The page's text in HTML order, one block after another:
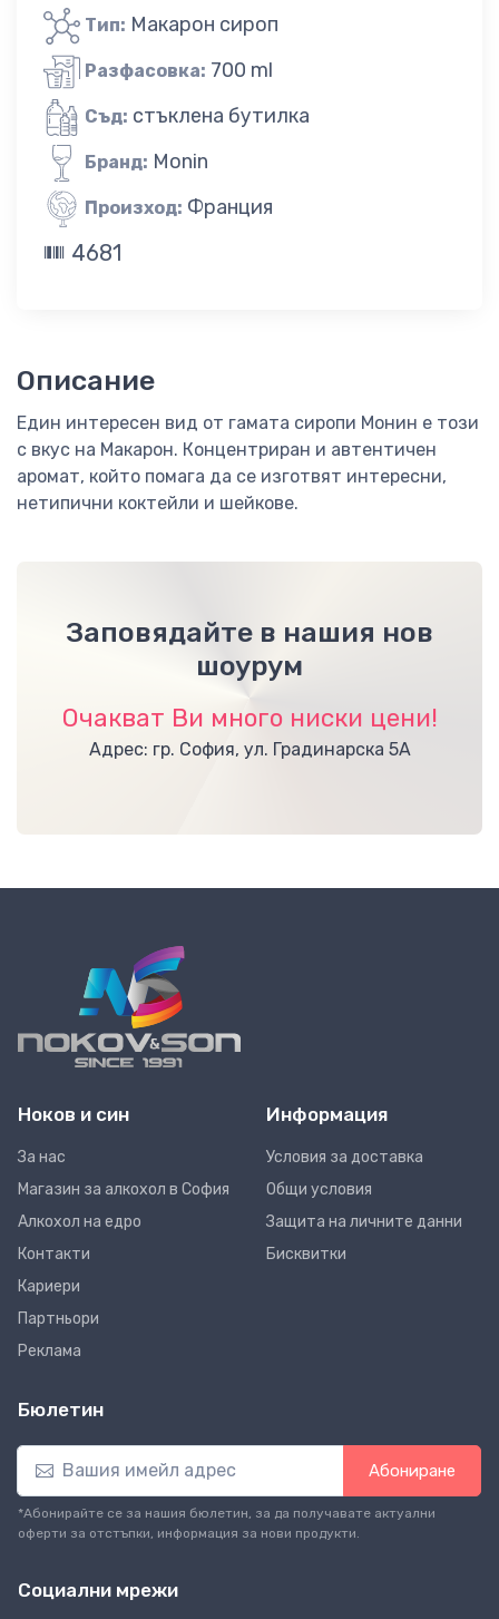
Тип: Макарон сироп
Разфасовка: 700 ml
Съд: стъклена бутилка
Бранд: Monin
Произход: Франция
4681
Описание
Един интересен вид от гамата сиропи Монин е този
с вкус на Макарон. Концентриран и автентичен
аромат, който помага да се изготвят интересни,
нетипични коктейли и шейкове.
Заповядайте в нашия нов
шоурум
Очакват Ви много ниски цени!
Адрес: гр. София, ул. Градинарска 5А
Ноков и син
За нас
Магазин за алкохол в София
Алкохол на едро
Контакти
Кариери
Партньори
Реклама
Информация
Условия за доставка
Общи условия
Защита на личните данни
Бисквитки
Бюлетин
Абониране
*Абонирайте се за нашия бюлетин, за да получавате актуални
оферти за отстъпки, информация за нови продукти.
Социални мрежи